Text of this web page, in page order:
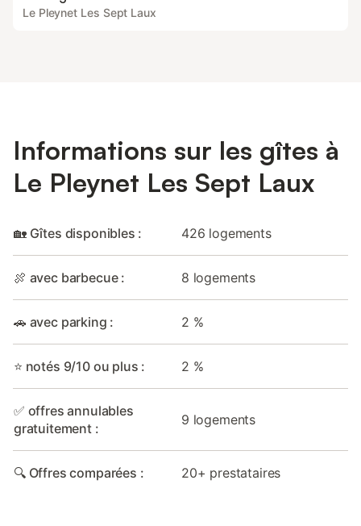
Le Pleynet Les Sept Laux
Informations sur les gîtes à
Le Pleynet Les Sept Laux
🏡 Gîtes disponibles : 426 logements
🍖 avec barbecue : 8 logements
🚗 avec parking : 2 %
⭐ notés 9/10 ou plus : 2 %
✅ offres annulables
gratuitement :
9 logements
🔍 Offres comparées : 20+ prestataires